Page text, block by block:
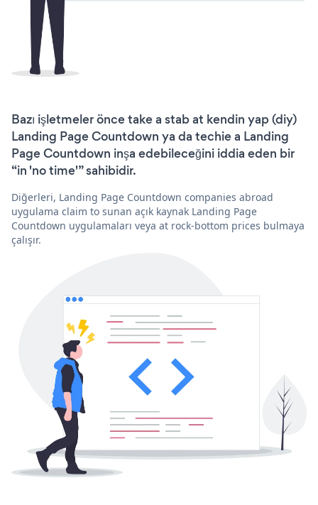
Bazı işletmeler önce take a stab at kendin yap (diy)
Landing Page Countdown ya da techie a Landing
Page Countdown inşa edebileceğini iddia eden bir
“in 'no time'” sahibidir.
Diğerleri, Landing Page Countdown companies abroad
uygulama claim to sunan açık kaynak Landing Page
Countdown uygulamaları veya at rock-bottom prices bulmaya
çalışır.